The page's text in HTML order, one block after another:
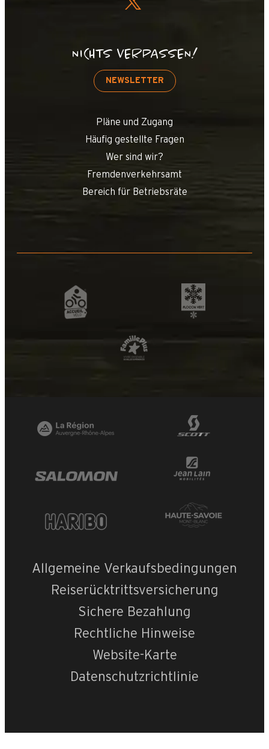
NICHTS VERPASSEN!
NEWSLETTER
Pläne und Zugang
Häufig gestellte Fragen
Wer sind wir?
Fremdenverkehrsamt
Bereich für Betriebsräte
Allgemeine Verkaufsbedingungen
Reiserücktrittsversicherung
Sichere Bezahlung
Rechtliche Hinweise
Website-Karte
Datenschutzrichtlinie